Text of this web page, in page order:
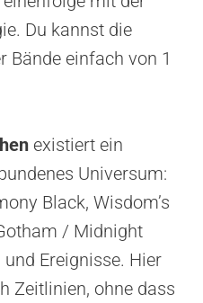
Du kannst die
Bände einfach von 1
existiert ein
Universum:
Black, Wisdom’s
/ Midnight
Ereignisse. Hier
Zeitlinien, ohne dass